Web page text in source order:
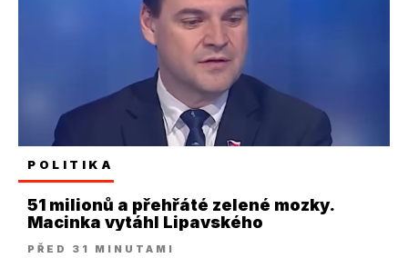
POLITIKA
51 milionů a přehřáté zelené mozky.
Macinka vytáhl Lipavského
PŘED 31 MINUTAMI